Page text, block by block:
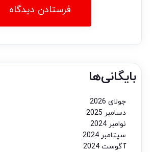
بایگانی‌ها
جولای 2026
دسامبر 2025
نوامبر 2024
سپتامبر 2024
آگوست 2024